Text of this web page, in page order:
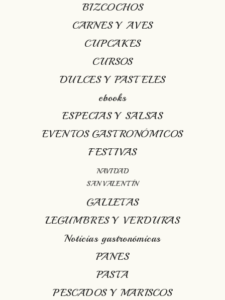
BIZCOCHOS
CARNES Y AVES
CUPCAKES
CURSOS
DULCES Y PASTELES
ebooks
ESPECIAS Y SALSAS
EVENTOS GASTRONÓMICOS
FESTIVAS
NAVIDAD
SAN VALENTÍN
GALLETAS
LEGUMBRES Y VERDURAS
Noticias gastronómicas
PANES
PASTA
PESCADOS Y MARISCOS